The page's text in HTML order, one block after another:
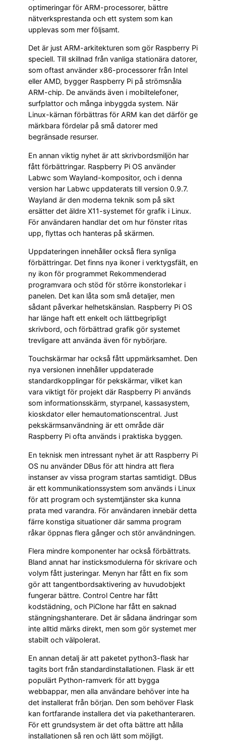
optimeringar för ARM-processorer, bättre
nätverksprestanda och ett system som kan
upplevas som mer följsamt.
Det är just ARM-arkitekturen som gör Raspberry Pi
speciell. Till skillnad från vanliga stationära datorer,
som oftast använder x86-processorer från Intel
eller AMD, bygger Raspberry Pi på strömsnåla
ARM-chip. De används även i mobiltelefoner,
surfplattor och många inbyggda system. När
Linux-kärnan förbättras för ARM kan det därför ge
märkbara fördelar på små datorer med
begränsade resurser.
En annan viktig nyhet är att skrivbordsmiljön har
fått förbättringar. Raspberry Pi OS använder
Labwc som Wayland-kompositor, och i denna
version har Labwc uppdaterats till version 0.9.7.
Wayland är den moderna teknik som på sikt
ersätter det äldre X11-systemet för grafik i Linux.
För användaren handlar det om hur fönster ritas
upp, flyttas och hanteras på skärmen.
Uppdateringen innehåller också flera synliga
förbättringar. Det finns nya ikoner i verktygsfält, en
ny ikon för programmet Rekommenderad
programvara och stöd för större ikonstorlekar i
panelen. Det kan låta som små detaljer, men
sådant påverkar helhetskänslan. Raspberry Pi OS
har länge haft ett enkelt och lättbegripligt
skrivbord, och förbättrad grafik gör systemet
trevligare att använda även för nybörjare.
Touchskärmar har också fått uppmärksamhet. Den
nya versionen innehåller uppdaterade
standardkopplingar för pekskärmar, vilket kan
vara viktigt för projekt där Raspberry Pi används
som informationsskärm, styrpanel, kassasystem,
kioskdator eller hemautomationscentral. Just
pekskärmsanvändning är ett område där
Raspberry Pi ofta används i praktiska byggen.
En teknisk men intressant nyhet är att Raspberry Pi
OS nu använder DBus för att hindra att flera
instanser av vissa program startas samtidigt. DBus
är ett kommunikationssystem som används i Linux
för att program och systemtjänster ska kunna
prata med varandra. För användaren innebär detta
färre konstiga situationer där samma program
råkar öppnas flera gånger och stör användningen.
Flera mindre komponenter har också förbättrats.
Bland annat har insticksmodulerna för skrivare och
volym fått justeringar. Menyn har fått en fix som
gör att tangentbordsaktivering av huvudobjekt
fungerar bättre. Control Centre har fått
kodstädning, och PiClone har fått en saknad
stängningshanterare. Det är sådana ändringar som
inte alltid märks direkt, men som gör systemet mer
stabilt och välpolerat.
En annan detalj är att paketet python3-flask har
tagits bort från standardinstallationen. Flask är ett
populärt Python-ramverk för att bygga
webbappar, men alla användare behöver inte ha
det installerat från början. Den som behöver Flask
kan fortfarande installera det via pakethanteraren.
För ett grundsystem är det ofta bättre att hålla
installationen så ren och lätt som möjligt.